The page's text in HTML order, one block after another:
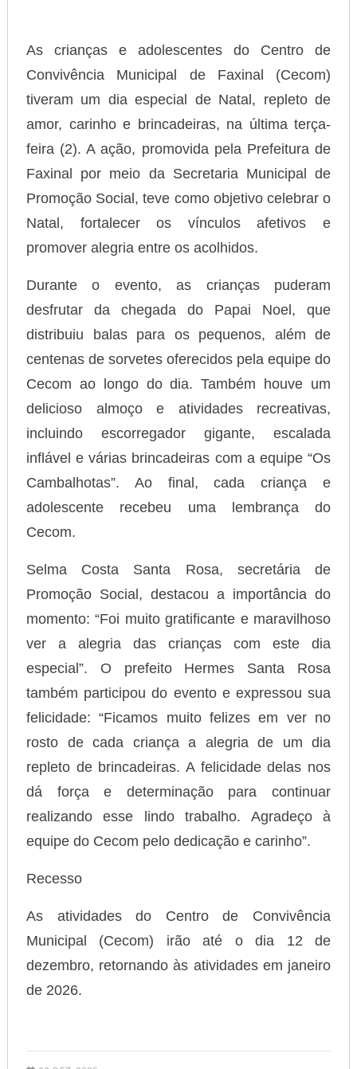
As crianças e adolescentes do Centro de
Convivência Municipal de Faxinal (Cecom)
tiveram um dia especial de Natal, repleto de
amor, carinho e brincadeiras, na última terça-
feira (2). A ação, promovida pela Prefeitura de
Faxinal por meio da Secretaria Municipal de
Promoção Social, teve como objetivo celebrar o
Natal, fortalecer os vínculos afetivos e
promover alegria entre os acolhidos.
Durante o evento, as crianças puderam
desfrutar da chegada do Papai Noel, que
distribuiu balas para os pequenos, além de
centenas de sorvetes oferecidos pela equipe do
Cecom ao longo do dia. Também houve um
delicioso almoço e atividades recreativas,
incluindo escorregador gigante, escalada
inflável e várias brincadeiras com a equipe “Os
Cambalhotas”. Ao final, cada criança e
adolescente recebeu uma lembrança do
Cecom.
Selma Costa Santa Rosa, secretária de
Promoção Social, destacou a importância do
momento: “Foi muito gratificante e maravilhoso
ver a alegria das crianças com este dia
especial”. O prefeito Hermes Santa Rosa
também participou do evento e expressou sua
felicidade: “Ficamos muito felizes em ver no
rosto de cada criança a alegria de um dia
repleto de brincadeiras. A felicidade delas nos
dá força e determinação para continuar
realizando esse lindo trabalho. Agradeço à
equipe do Cecom pelo dedicação e carinho”.
Recesso
As atividades do Centro de Convivência
Municipal (Cecom) irão até o dia 12 de
dezembro, retornando às atividades em janeiro
de 2026.